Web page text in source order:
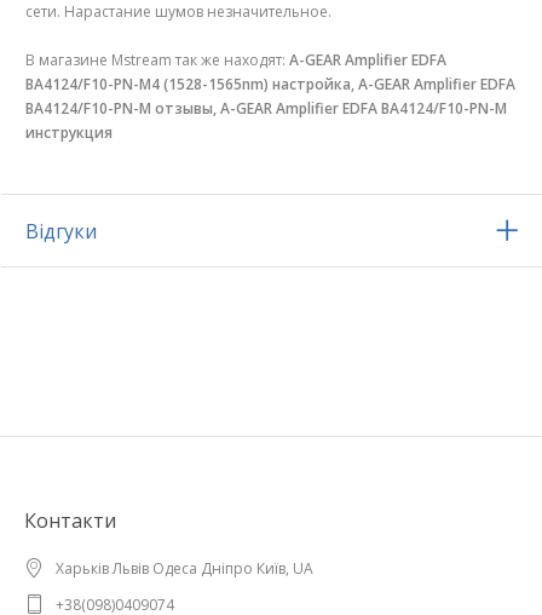
сети. Нарастание шумов незначительное.
В магазине Mstream так же находят: A-GEAR Amplifier EDFA
BA4124/F10-PN-M4 (1528-1565nm) настройка, A-GEAR Amplifier EDFA
BA4124/F10-PN-M отзывы, A-GEAR Amplifier EDFA BA4124/F10-PN-M
инструкция
Відгуки
Контакти
Харьків Львів Одеса Дніпро Київ, UA
+38(098)0409074